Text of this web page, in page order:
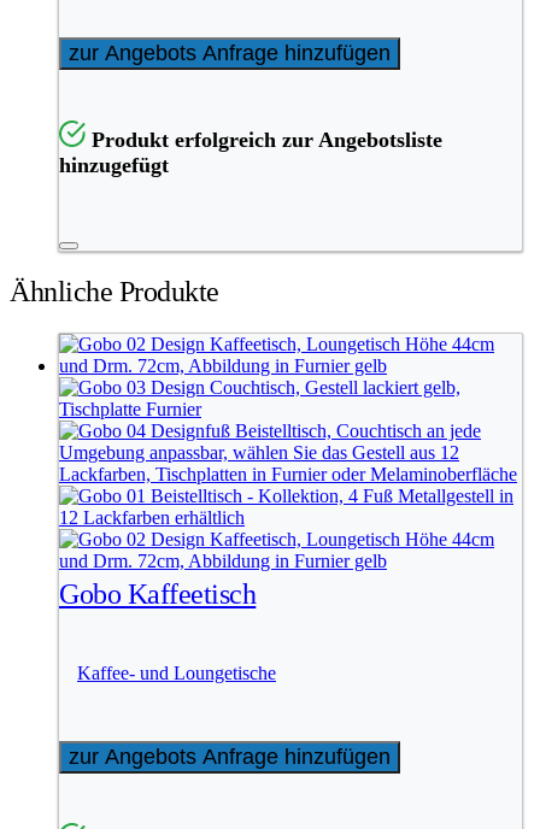
zur Angebots Anfrage hinzufügen
Produkt erfolgreich zur Angebotsliste
hinzugefügt
Ähnliche Produkte
Gobo Kaffeetisch
Kaffee- und Loungetische
zur Angebots Anfrage hinzufügen